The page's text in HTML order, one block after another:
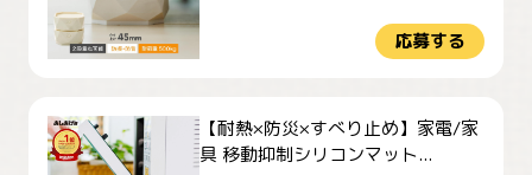
応募する
【耐熱×防災×すべり止め】家電/家
具 移動抑制シリコンマット...